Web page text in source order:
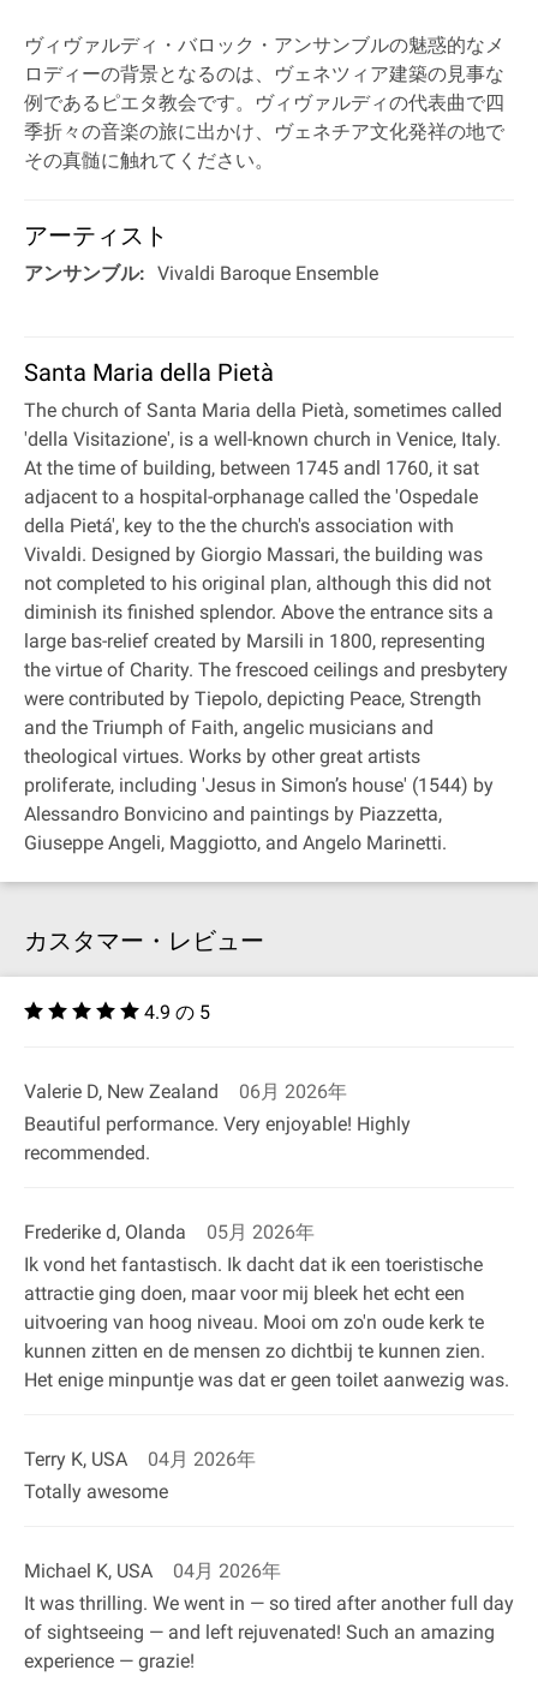
ヴィヴァルディ・バロック・アンサンブルの魅惑的なメ
ロディーの背景となるのは、ヴェネツィア建築の見事な
例であるピエタ教会です。ヴィヴァルディの代表曲で四
季折々の音楽の旅に出かけ、ヴェネチア文化発祥の地で
その真髄に触れてください。
アーティスト
アンサンブル: Vivaldi Baroque Ensemble
Santa Maria della Pietà
The church of Santa Maria della Pietà, sometimes called
'della Visitazione', is a well-known church in Venice, Italy.
At the time of building, between 1745 andl 1760, it sat
adjacent to a hospital-orphanage called the 'Ospedale
della Pietá', key to the the church's association with
Vivaldi. Designed by Giorgio Massari, the building was
not completed to his original plan, although this did not
diminish its finished splendor. Above the entrance sits a
large bas-relief created by Marsili in 1800, representing
the virtue of Charity. The frescoed ceilings and presbytery
were contributed by Tiepolo, depicting Peace, Strength
and the Triumph of Faith, angelic musicians and
theological virtues. Works by other great artists
proliferate, including 'Jesus in Simon’s house' (1544) by
Alessandro Bonvicino and paintings by Piazzetta,
Giuseppe Angeli, Maggiotto, and Angelo Marinetti.
カスタマー・レビュー
4.9 の 5
Valerie D, New Zealand
06月 2026年
Beautiful performance. Very enjoyable! Highly
recommended.
Frederike d, Olanda
05月 2026年
Ik vond het fantastisch. Ik dacht dat ik een toeristische
attractie ging doen, maar voor mij bleek het echt een
uitvoering van hoog niveau. Mooi om zo'n oude kerk te
kunnen zitten en de mensen zo dichtbij te kunnen zien.
Het enige minpuntje was dat er geen toilet aanwezig was.
Terry K, USA
04月 2026年
Totally awesome
Michael K, USA
04月 2026年
It was thrilling. We went in — so tired after another full day
of sightseeing — and left rejuvenated! Such an amazing
experience — grazie!